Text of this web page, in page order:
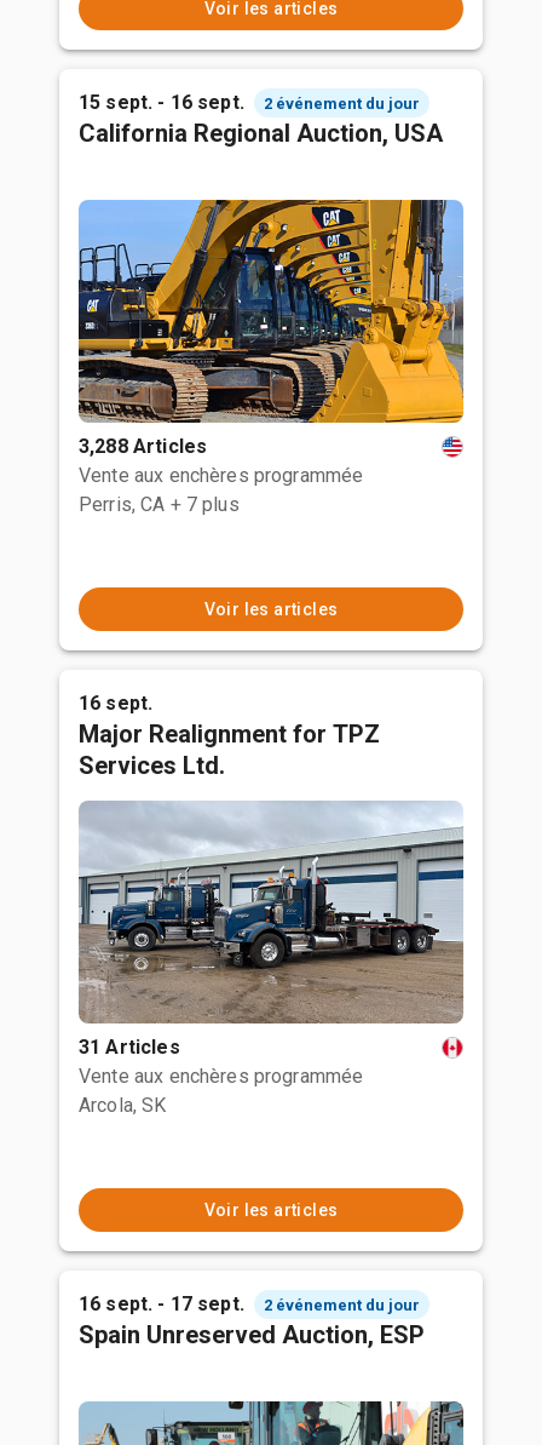
Voir les articles
15 sept. - 16 sept. 2 événement du jour
California Regional Auction, USA
3,288 Articles
Vente aux enchères programmée
Perris, CA + 7 plus
Voir les articles
16 sept.
Major Realignment for TPZ
Services Ltd.
31 Articles
Vente aux enchères programmée
Arcola, SK
Voir les articles
16 sept. - 17 sept. 2 événement du jour
Spain Unreserved Auction, ESP